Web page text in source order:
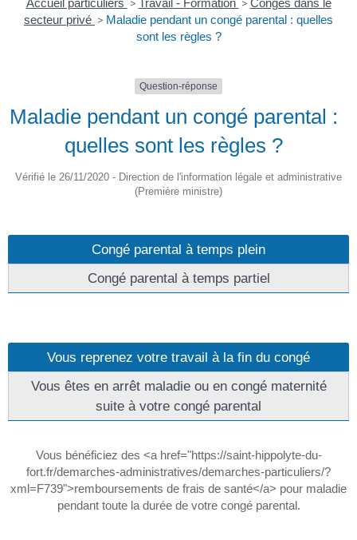
Accueil particuliers > Travail - Formation > Congés dans le
secteur privé > Maladie pendant un congé parental : quelles
sont les règles ?
Question-réponse
Maladie pendant un congé parental :
quelles sont les règles ?
Vérifié le 26/11/2020 - Direction de l'information légale et administrative
(Première ministre)
Congé parental à temps plein
Congé parental à temps partiel
Vous reprenez votre travail à la fin du congé
Vous êtes en arrêt maladie ou en congé maternité
suite à votre congé parental
Vous bénéficiez des <a href="https://saint-hippolyte-du-
fort.fr/demarches-administratives/demarches-particuliers/?
xml=F739">remboursements de frais de santé</a> pour maladie
pendant toute la durée de votre congé parental.